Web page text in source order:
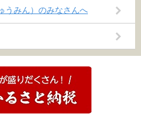
うみん）のみなさんへ